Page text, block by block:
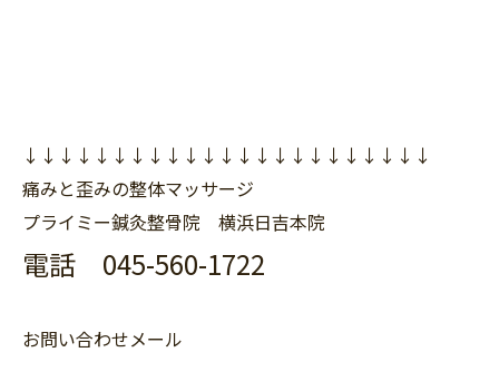
↓↓↓↓↓↓↓↓↓↓↓↓↓↓↓↓↓↓↓↓↓↓↓
痛みと歪みの整体マッサージ
プライミー鍼灸整骨院 横浜日吉本院
電話 045-560-1722
お問い合わせメール